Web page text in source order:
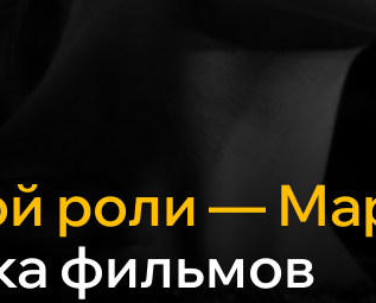
роли —
фильмов